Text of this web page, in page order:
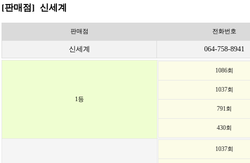
[판매점] 신세계
판매점 전화번호
신세계 064-758-8941
1등
1086회
1037회
791회
430회
1037회